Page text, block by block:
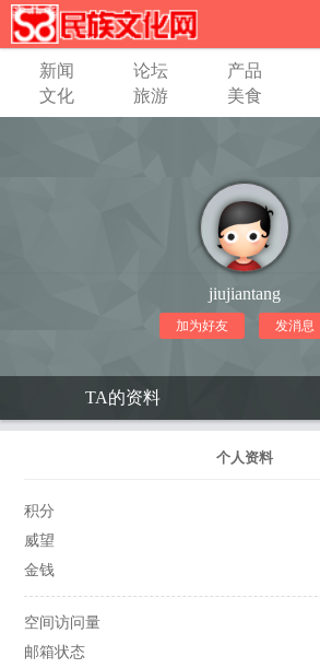
新闻 论坛 产品
文化
旅游 美食
jiujiantang
加为好友 发消息
TA的资料
个人资料
积分
威望
金钱
空间访问量
邮箱状态